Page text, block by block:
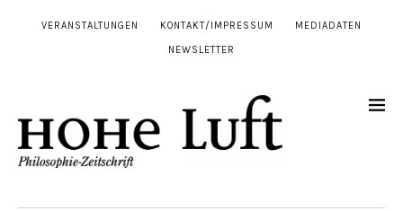
VERANSTALTUNGEN KONTAKT/IMPRESSUM MEDIADATEN
NEWSLETTER